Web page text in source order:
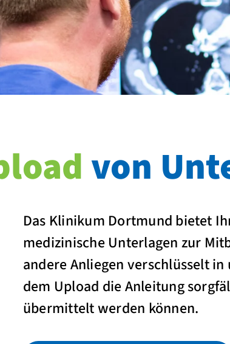
von
Das Klinikum Dortmund bietet
medizinische Unterlagen zur
andere Anliegen verschlüsselt
dem Upload die Anleitung
übermittelt werden können.